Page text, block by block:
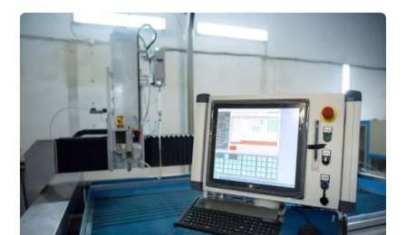
Serwis
waterjetów
innowacja,
niezawodność
globalny
zasięg